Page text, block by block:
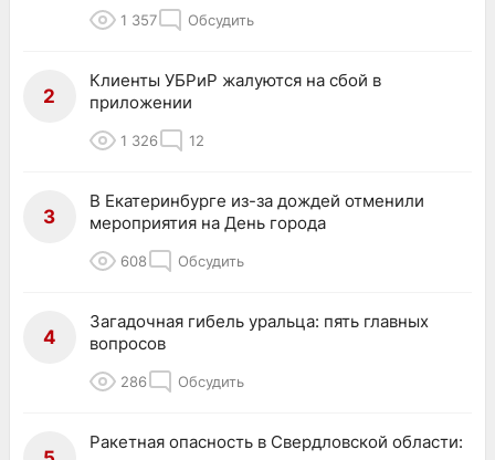
1 357 Обсудить
2
Клиенты УБРиР жалуются на сбой в
приложении
1 326 12
3
В Екатеринбурге из-за дождей отменили
мероприятия на День города
608 Обсудить
4
Загадочная гибель уральца: пять главных
вопросов
286 Обсудить
Ракетная опасность в Свердловской области: